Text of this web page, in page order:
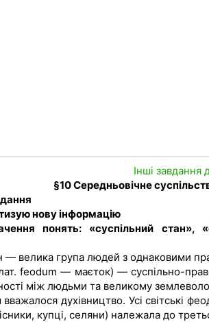
Інші завдання
§10 Середньовічне
нову інформацію
понять: «суспільний стан»,
— велика група людей з однаковими
feodum — маєток) — суспільно-
між людьми та великому
духівництво. Усі світські
купці, селяни) належала до